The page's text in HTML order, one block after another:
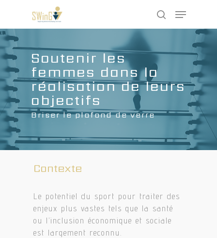
main
content
search
Menu
Soutenir les
femmes dans la
réalisation de leurs
objectifs
Briser le plafond de verre
Contexte
Le potentiel du sport pour traiter des
enjeux plus vastes tels que la santé
ou l’inclusion économique et sociale
est largement reconnu.
Close
Menu